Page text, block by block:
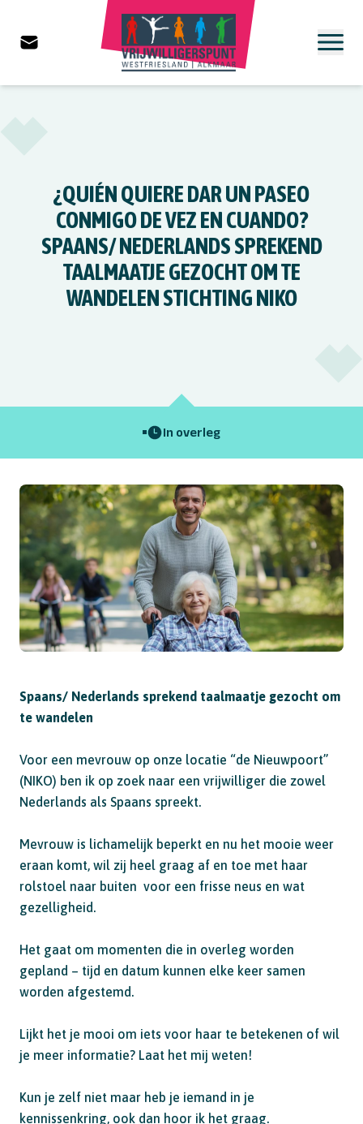
¿QUIÉN QUIERE DAR UN PASEO
CONMIGO DE VEZ EN CUANDO?
SPAANS/ NEDERLANDS SPREKEND
TAALMAATJE GEZOCHT OM TE
WANDELEN STICHTING NIKO
In overleg
Spaans/ Nederlands sprekend taalmaatje gezocht om
te wandelen
Voor een mevrouw op onze locatie “de Nieuwpoort”
(NIKO) ben ik op zoek naar een vrijwilliger die zowel
Nederlands als Spaans spreekt.
Mevrouw is lichamelijk beperkt en nu het mooie weer
eraan komt, wil zij heel graag af en toe met haar
rolstoel naar buiten voor een frisse neus en wat
gezelligheid.
Het gaat om momenten die in overleg worden
gepland – tijd en datum kunnen elke keer samen
worden afgestemd.
Lijkt het je mooi om iets voor haar te betekenen of wil
je meer informatie? Laat het mij weten!
Kun je zelf niet maar heb je iemand in je
kennissenkring, ook dan hoor ik het graag.